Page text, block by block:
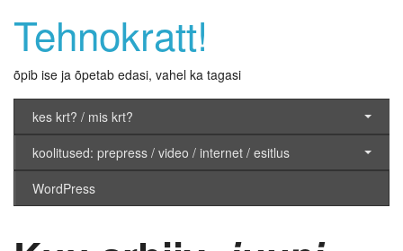
Tehnokratt!
õpib ise ja õpetab edasi, vahel ka tagasi
kes krt? / mis krt?
koolitused: prepress / video / internet / esitlus
WordPress